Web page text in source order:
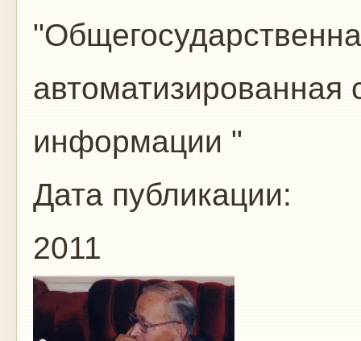
автоматизированная
информации "
Дата публикации:
2011